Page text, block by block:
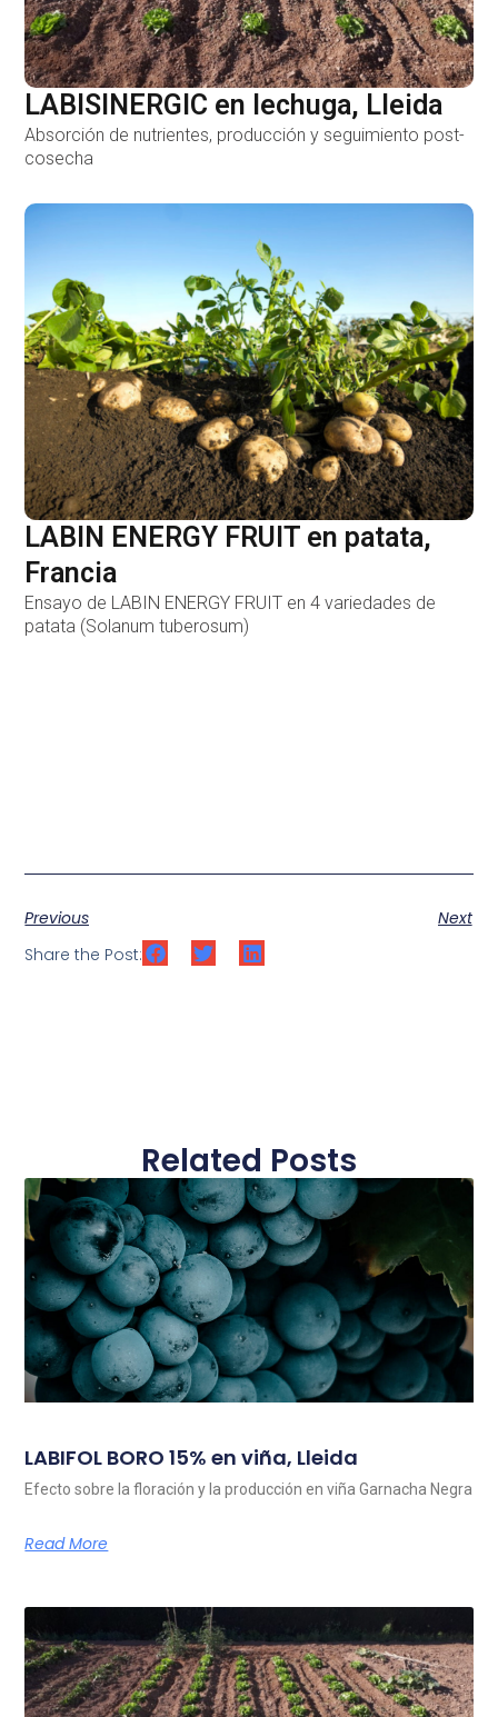
LABISINERGIC en lechuga, Lleida
Absorción de nutrientes, producción y seguimiento post-
cosecha
LABIN ENERGY FRUIT en patata,
Francia
Ensayo de LABIN ENERGY FRUIT en 4 variedades de
patata (Solanum tuberosum)
Previous
Next
Share the Post:
Related Posts
LABIFOL BORO 15% en viña, Lleida
Efecto sobre la floración y la producción en viña Garnacha Negra
Read More